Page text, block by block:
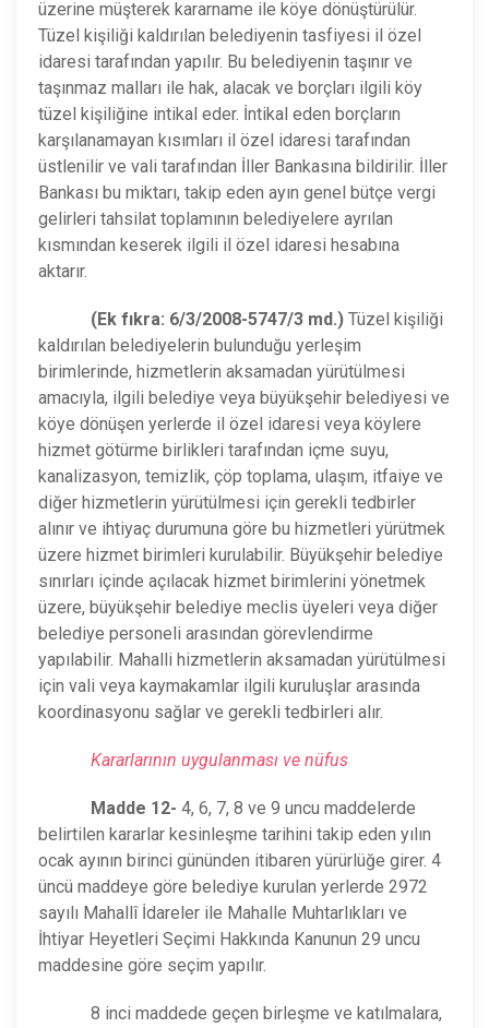
üzerine müşterek kararname ile köye dönüştürülür.
Tüzel kişiliği kaldırılan belediyenin tasfiyesi il özel
idaresi tarafından yapılır. Bu belediyenin taşınır ve
taşınmaz malları ile hak, alacak ve borçları ilgili köy
tüzel kişiliğine intikal eder. İntikal eden borçların
karşılanamayan kısımları il özel idaresi tarafından
üstlenilir ve vali tarafından İller Bankasına bildirilir. İller
Bankası bu miktarı, takip eden ayın genel bütçe vergi
gelirleri tahsilat toplamının belediyelere ayrılan
kısmından keserek ilgili il özel idaresi hesabına
aktarır.
(Ek fıkra: 6/3/2008-5747/3 md.) Tüzel kişiliği
kaldırılan belediyelerin bulunduğu yerleşim
birimlerinde, hizmetlerin aksamadan yürütülmesi
amacıyla, ilgili belediye veya büyükşehir belediyesi ve
köye dönüşen yerlerde il özel idaresi veya köylere
hizmet götürme birlikleri tarafından içme suyu,
kanalizasyon, temizlik, çöp toplama, ulaşım, itfaiye ve
diğer hizmetlerin yürütülmesi için gerekli tedbirler
alınır ve ihtiyaç durumuna göre bu hizmetleri yürütmek
üzere hizmet birimleri kurulabilir. Büyükşehir belediye
sınırları içinde açılacak hizmet birimlerini yönetmek
üzere, büyükşehir belediye meclis üyeleri veya diğer
belediye personeli arasından görevlendirme
yapılabilir. Mahalli hizmetlerin aksamadan yürütülmesi
için vali veya kaymakamlar ilgili kuruluşlar arasında
koordinasyonu sağlar ve gerekli tedbirleri alır.
Kararlarının uygulanması ve nüfus
Madde 12- 4, 6, 7, 8 ve 9 uncu maddelerde
belirtilen kararlar kesinleşme tarihini takip eden yılın
ocak ayının birinci gününden itibaren yürürlüğe girer. 4
üncü maddeye göre belediye kurulan yerlerde 2972
sayılı Mahallî İdareler ile Mahalle Muhtarlıkları ve
İhtiyar Heyetleri Seçimi Hakkında Kanunun 29 uncu
maddesine göre seçim yapılır.
8 inci maddede geçen birleşme ve katılmalara,